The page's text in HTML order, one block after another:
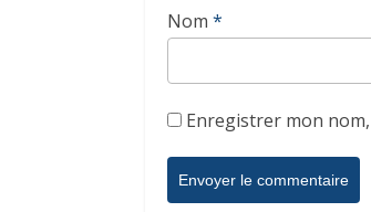
Nom *
Enregistrer mon